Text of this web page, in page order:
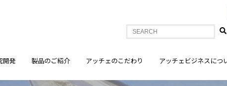
開発 製品のご紹介 アッチェのこだわり アッチェビジネスにつ